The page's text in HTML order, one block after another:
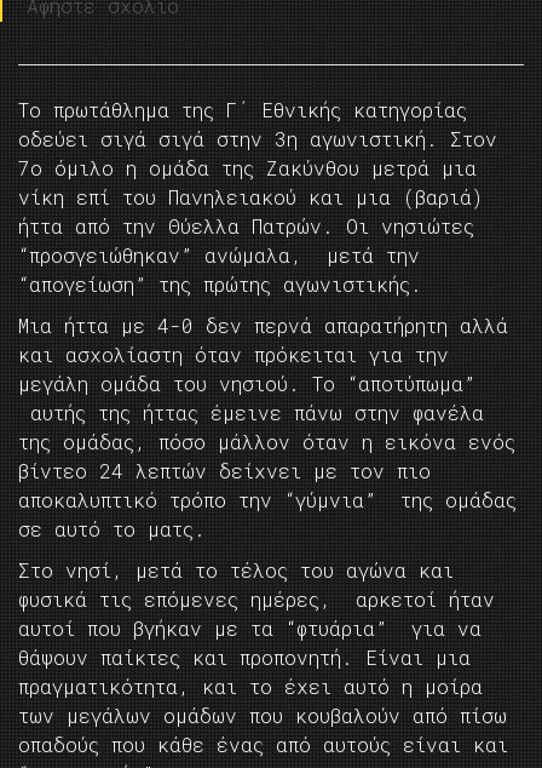
Αφήστε σχόλιο
Το πρωτάθλημα της Γ΄ Εθνικής κατηγορίας
οδεύει σιγά σιγά στην 3η αγωνιστική. Στον
7ο όμιλο η ομάδα της Ζακύνθου μετρά μια
νίκη επί του Πανηλειακού και μια (βαριά)
ήττα από την Θύελλα Πατρών. Οι νησιώτες
“προσγειώθηκαν” ανώμαλα, μετά την
“απογείωση” της πρώτης αγωνιστικής.
Μια ήττα με 4-0 δεν περνά απαρατήρητη αλλά
και ασχολίαστη όταν πρόκειται για την
μεγάλη ομάδα του νησιού. Το “αποτύπωμα”
αυτής της ήττας έμεινε πάνω στην φανέλα
της ομάδας, πόσο μάλλον όταν η εικόνα ενός
βίντεο 24 λεπτών δείχνει με τον πιο
αποκαλυπτικό τρόπο την “γύμνια” της ομάδας
σε αυτό το ματς.
Στο νησί, μετά το τέλος του αγώνα και
φυσικά τις επόμενες ημέρες, αρκετοί ήταν
αυτοί που βγήκαν με τα “φτυάρια” για να
θάψουν παίκτες και προπονητή. Είναι μια
πραγματικότητα, και το έχει αυτό η μοίρα
των μεγάλων ομάδων που κουβαλούν από πίσω
οπαδούς που κάθε ένας από αυτούς είναι και